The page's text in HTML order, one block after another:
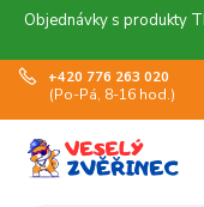
Objednávky s produkty
+420 776 263 020
(Po-Pá, 8-16 hod.)